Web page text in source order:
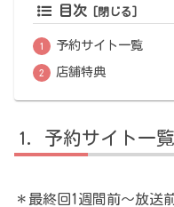
目次
予約サイト一覧
店舗特典
予約サイト一覧
＊最終回1週間前～放送